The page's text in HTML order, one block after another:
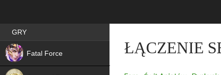
ŁĄCZENIE
Best RPG games in Poland
GRY
Fatal Force